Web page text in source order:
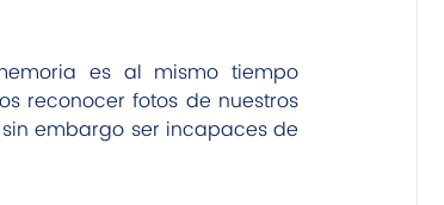
es al mismo tiempo
reconocer fotos de nuestros
embargo ser incapaces de